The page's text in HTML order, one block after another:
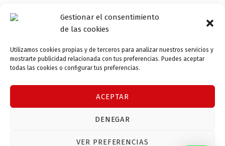
Gestionar el consentimiento
de las cookies
Utilizamos cookies propias y de terceros para analizar nuestros servicios y
mostrarte publicidad relacionada con tus preferencias. Puedes aceptar
todas las cookies o configurar tus preferencias.
ACEPTAR
DENEGAR
VER PREFERENCIAS
Heredar piso con hermanos y no
quieren vender: opciones legales en
Cerdanyola del Vallès
¿Heredar un piso con hermanos
que no quieren vender? Opciones
legales: división judicial y acuerdo.
Abogada herencias en Cerdanyola.
Continue reading